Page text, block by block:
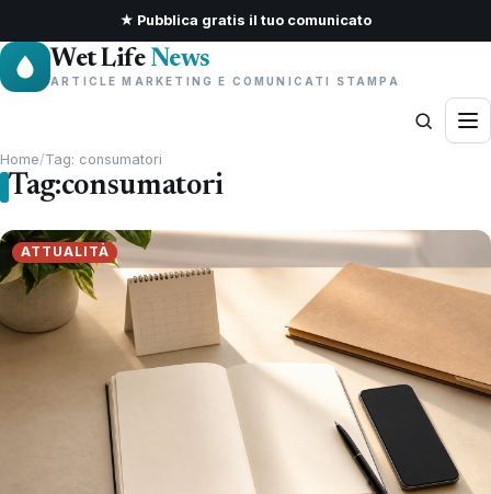
★ Pubblica gratis il tuo comunicato
Wet Life News
ARTICLE MARKETING E COMUNICATI STAMPA
Home/Tag: consumatori
Tag:consumatori
ATTUALITÀ